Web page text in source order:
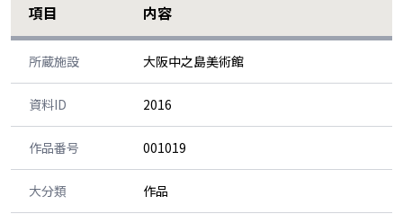
項目 内容
所蔵施設 大阪中之島美術館
資料ID 2016
作品番号 001019
大分類 作品